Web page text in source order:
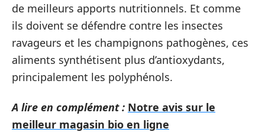
de meilleurs apports nutritionnels. Et comme
ils doivent se défendre contre les insectes
ravageurs et les champignons pathogènes, ces
aliments synthétisent plus d’antioxydants,
principalement les polyphénols.
A lire en complément : Notre avis sur le
meilleur magasin bio en ligne